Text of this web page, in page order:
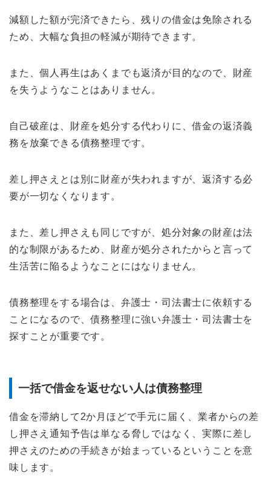
減額した額が完済できたら、残りの借金は免除される
ため、大幅な負担の軽減が期待できます。
また、個人再生はあくまでも返済が目的なので、財産
を失うようなことはありません。
自己破産は、財産を処分する代わりに、借金の返済義
務を放棄できる債務整理です。
差し押さえとは別に財産が失われますが、返済する必
要が一切なくなります。
また、差し押さえも同じですが、処分対象の財産は法
的な制限があるため、財産が処分されたからと言って
生活苦に陥るようなことにはなりません。
債務整理をする場合は、弁護士・司法書士に依頼する
ことになるので、債務整理に強い弁護士・司法書士を
探すことが重要です。
一括で借金を返せない人は債務整理
借金を滞納して2か月ほどで手元に届く、業者からの差
し押さえ通知予告は単なる脅しではなく、実際に差し
押さえのための手続きが始まっているということを意
味します。